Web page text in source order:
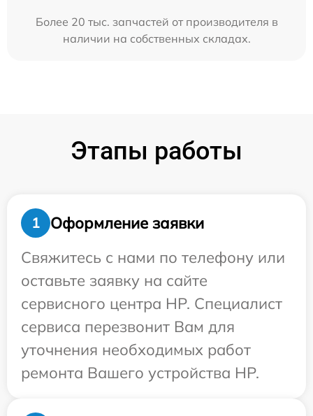
Более 20 тыс. запчастей от производителя в
наличии на собственных складах.
Этапы работы
1
Оформление заявки
Свяжитесь с нами по телефону или
оставьте заявку на сайте
сервисного центра HP. Специалист
сервиса перезвонит Вам для
уточнения необходимых работ
ремонта Вашего устройства HP.